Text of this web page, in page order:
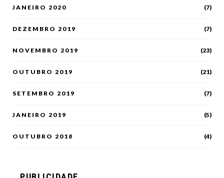
JANEIRO 2020 (7)
DEZEMBRO 2019 (7)
NOVEMBRO 2019 (23)
OUTUBRO 2019 (21)
SETEMBRO 2019 (7)
JANEIRO 2019 (5)
OUTUBRO 2018 (4)